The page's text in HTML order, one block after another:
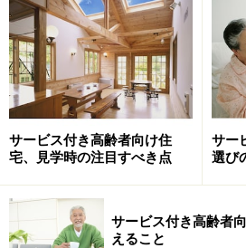
サービス付き高齢者向け住
宅、見学時の注目すべき点
サー
選び
サービス付き高齢者
えること